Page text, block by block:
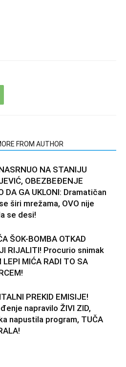
FROM AUTHOR
NA STANIJU
OBEZBEĐENJE
DA GA UKLONI: Dramatičan
širi mrežama, OVO nije
se desi!
ŠOK-BOMBA OTKAD
RIJALITI! Procurio snimak
LEPI MIĆA RADI TO SA
PREKID EMISIJE!
napravilo ŽIVI ZID,
napustila program, TUČA